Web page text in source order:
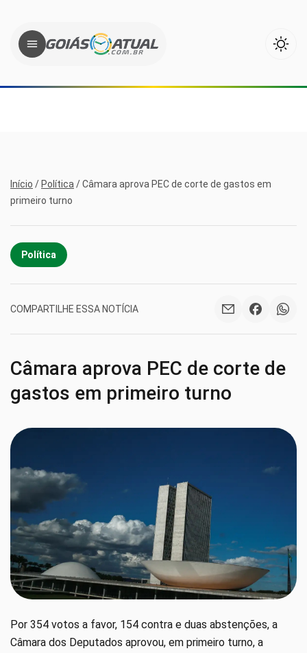
Início / Política /Câmara aprova PEC de corte de gastos em
primeiro turno
Política
COMPARTILHE ESSA NOTÍCIA
Câmara aprova PEC de corte de
gastos em primeiro turno
Por 354 votos a favor, 154 contra e duas abstenções, a
Câmara dos Deputados aprovou, em primeiro turno, a